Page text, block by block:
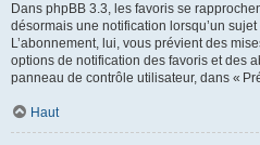
Dans phpBB 3.3, les favoris se
désormais une notification lorsqu’un
L’abonnement, lui, vous prévient des
options de notification des favoris et des
panneau de contrôle utilisateur, dans «
Haut